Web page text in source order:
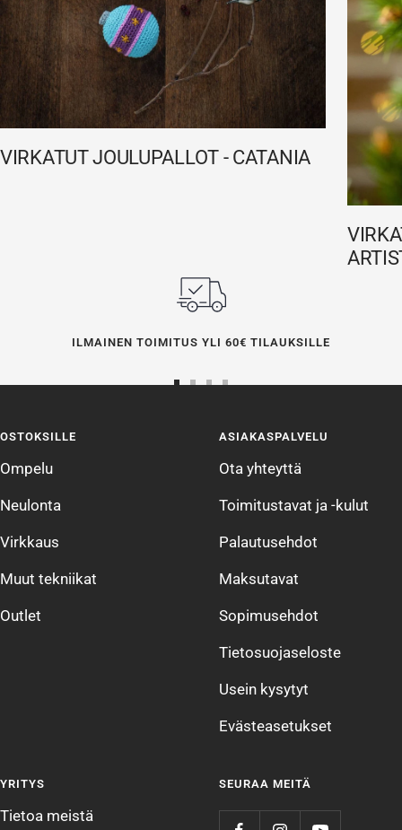
VIRKATUT JOULUPALLOT - CATANIA
ILMAINEN TOIMITUS YLI 60€ TILAUKSILLE
4
OSTOKSILLE
Ompelu
Neulonta
Virkkaus
Muut tekniikat
Outlet
ASIAKASPALVELU
Ota yhteyttä
Toimitustavat ja -kulut
Palautusehdot
Maksutavat
Sopimusehdot
Tietosuojaseloste
Usein kysytyt
Evästeasetukset
YRITYS
Tietoa meistä
SEURAA MEITÄ